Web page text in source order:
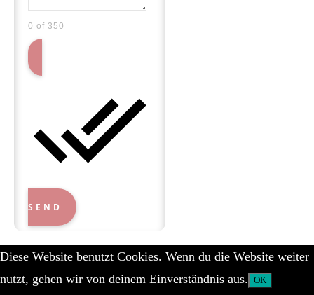
0 of 350
SEND
Diese Website benutzt Cookies. Wenn du die Website weiter
nutzt, gehen wir von deinem Einverständnis aus. OK